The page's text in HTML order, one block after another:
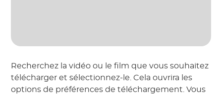
Recherchez la vidéo ou le film que vous souhaitez
télécharger et sélectionnez-le. Cela ouvrira les
options de préférences de téléchargement. Vous